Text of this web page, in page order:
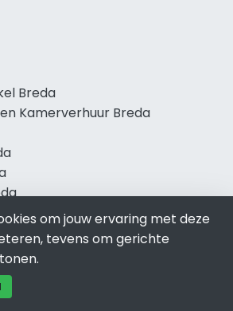
Breda
Kamerverhuur Breda
om jouw ervaring met deze
tevens om gerichte